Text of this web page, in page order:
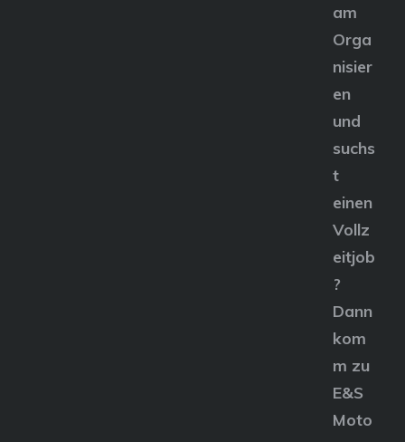
am
Orga
nisier
en
und
suchs
t
einen
Vollz
eitjob
?
Dann
kom
m zu
E&S
Moto